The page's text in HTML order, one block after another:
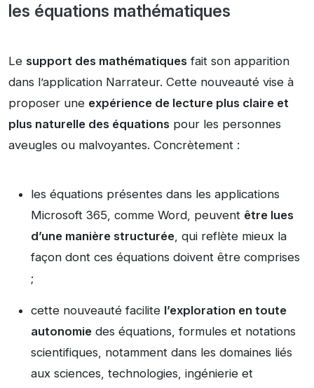
les équations mathématiques
Le support des mathématiques fait son apparition
dans l’application Narrateur. Cette nouveauté vise à
proposer une expérience de lecture plus claire et
plus naturelle des équations pour les personnes
aveugles ou malvoyantes. Concrètement :
les équations présentes dans les applications
Microsoft 365, comme Word, peuvent être lues
d’une manière structurée, qui reflète mieux la
façon dont ces équations doivent être comprises
;
cette nouveauté facilite l’exploration en toute
autonomie des équations, formules et notations
scientifiques, notamment dans les domaines liés
aux sciences, technologies, ingénierie et